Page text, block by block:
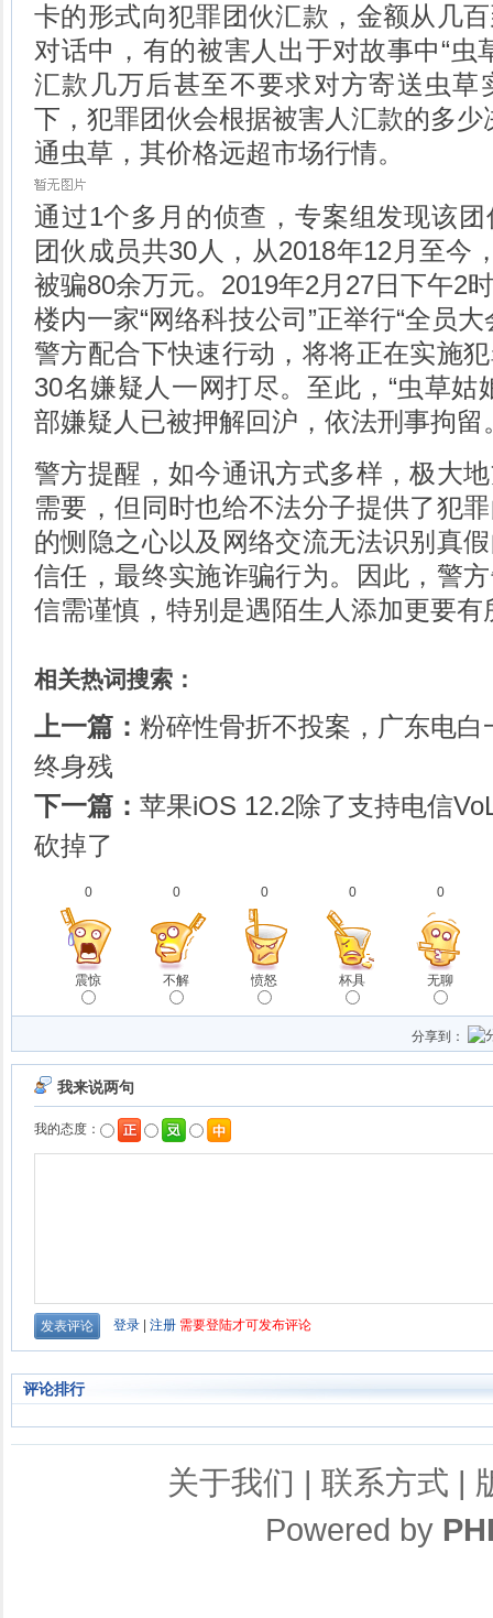
卡的形式向犯罪团伙汇款，金额从几
对话中，有的被害人出于对故事中“虫
汇款几万后甚至不要求对方寄送虫草
下，犯罪团伙会根据被害人汇款的多
通虫草，其价格远超市场行情。
通过1个多月的侦查，专案组发现该
团伙成员共30人，从2018年12月至今
被骗80余万元。2019年2月27日下午2
楼内一家“网络科技公司”正举行“全员
警方配合下快速行动，将将正在实施
30名嫌疑人一网打尽。至此，“虫草姑
部嫌疑人已被押解回沪，依法刑事拘留
警方提醒，如今通讯方式多样，极大
需要，但同时也给不法分子提供了犯
的恻隐之心以及网络交流无法识别真
信任，最终实施诈骗行为。因此，警
信需谨慎，特别是遇陌生人添加更要有
相关热词搜索：
上一篇： 粉碎性骨折不投案，广东电
终身残
下一篇： 苹果iOS 12.2除了支持电信
砍掉了
0
震惊
0
不解
0
愤怒
0
杯具
0
无聊
分享到：
评论排行
关于我们 | 联系方式 |
Powered by